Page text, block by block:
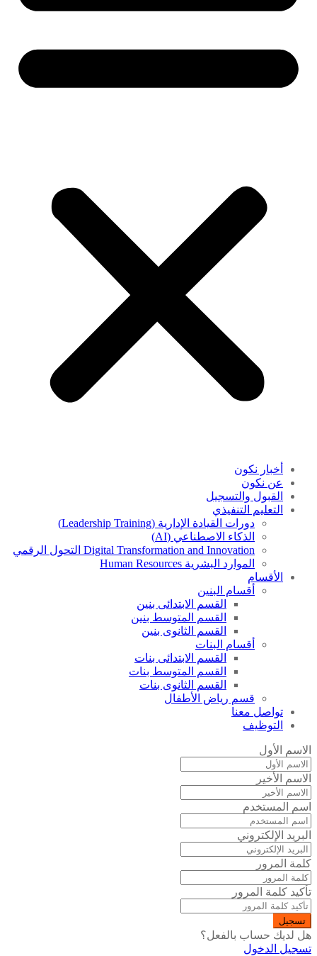
أخبار نكون
عن نكون
القبول والتسجيل
التعليم التنفيذي
دورات القيادة الإدارية (Leadership Training)
الذكاء الاصطناعي (AI)
Digital Transformation and Innovation التحول الرقمي
الموارد البشرية Human Resources
الأقسام
أقسام البنين
القسم الابتدائى بنين
القسم المتوسط بنين
القسم الثانوى بنين
أقسام البنات
القسم الابتدائى بنات
القسم المتوسط بنات
القسم الثانوى بنات
قسم رياض الأطفال
تواصل معنا
التوظيف
الاسم الأول
الاسم الأخير
اسم المستخدم
البريد الإلكتروني
كلمة المرور
تأكيد كلمة المرور
تسجيل
هل لديك حساب بالفعل؟
تسجيل الدخول